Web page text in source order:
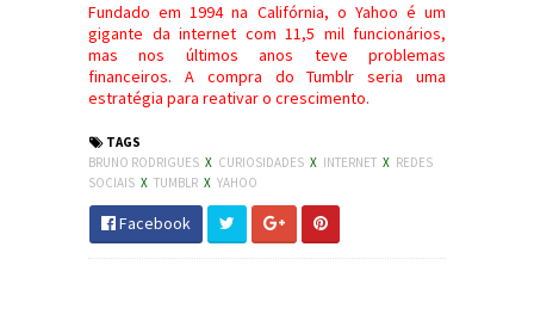
Fundado em 1994 na Califórnia, o Yahoo é um
gigante da internet com 11,5 mil funcionários,
mas nos últimos anos teve problemas
financeiros. A compra do Tumblr seria uma
estratégia para reativar o crescimento.
TAGS
BRUNO RODRIGUES X CURIOSIDADES X INTERNET X REDES
SOCIAIS X TUMBLR X YAHOO
Facebook